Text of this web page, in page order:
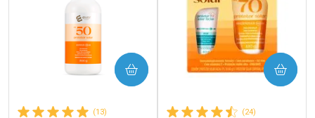
(13)
COMPRAR
(24)
COMPRAR